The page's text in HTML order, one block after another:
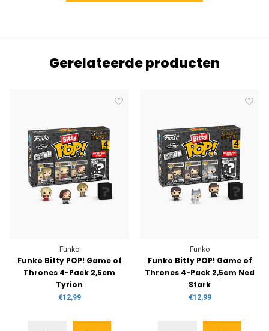
Gerelateerde producten
Funko
Funko Bitty POP! Game of
Thrones 4-Pack 2,5cm
Tyrion
€12,99
Funko
Funko Bitty POP! Game of
Thrones 4-Pack 2,5cm Ned
Stark
€12,99